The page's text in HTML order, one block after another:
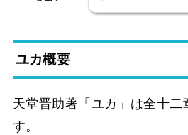
ユカ概要
天堂晋助著「ユカ」は全十二
す。